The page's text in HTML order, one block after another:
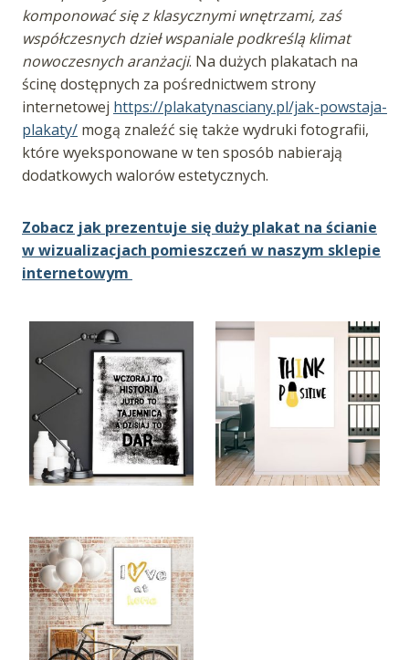
komponować się z klasycznymi wnętrzami, zaś
współczesnych dzieł wspaniale podkreślą klimat
nowoczesnych aranżacji. Na dużych plakatach na
ścinę dostępnych za pośrednictwem strony
internetowej https://plakatynasciany.pl/jak-powstaja-
plakaty/ mogą znaleźć się także wydruki fotografii,
które wyeksponowane w ten sposób nabierają
dodatkowych walorów estetycznych.
Zobacz jak prezentuje się duży plakat na ścianie
w wizualizacjach pomieszczeń w naszym sklepie
internetowym